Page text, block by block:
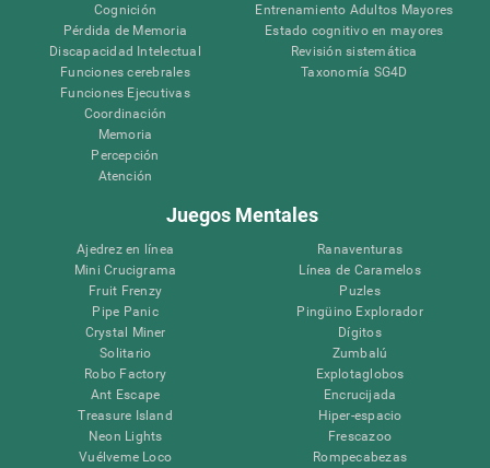
Cognición
Pérdida de Memoria
Discapacidad Intelectual
Funciones cerebrales
Funciones Ejecutivas
Coordinación
Memoria
Percepción
Atención
Entrenamiento Adultos Mayores
Estado cognitivo en mayores
Revisión sistemática
Taxonomía SG4D
Juegos Mentales
Ajedrez en línea
Mini Crucigrama
Fruit Frenzy
Pipe Panic
Crystal Miner
Solitario
Robo Factory
Ant Escape
Treasure Island
Neon Lights
Vuélveme Loco
Ranaventuras
Línea de Caramelos
Puzles
Pingüino Explorador
Dígitos
Zumbalú
Explotaglobos
Encrucijada
Hiper-espacio
Frescazoo
Rompecabezas